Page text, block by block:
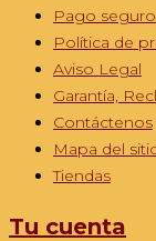
Pago seguro
Política de
Aviso Legal
Garantía,
Contáctenos
Mapa del
Tiendas
Tu cuenta